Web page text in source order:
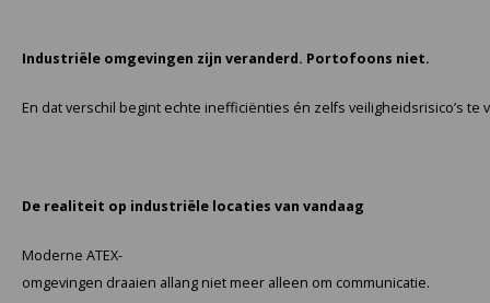
Jenson
Industriële omgevingen zijn veranderd. Portofoons niet.
En dat verschil begint echte inefficiënties én zelfs veiligheidsrisico’s te
De realiteit op industriële locaties van vandaag
Moderne ATEX-
omgevingen draaien allang niet meer alleen om communicatie.